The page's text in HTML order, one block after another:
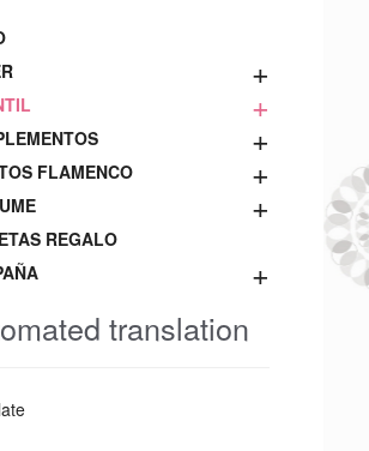
+
+
+
+
FLAMENCO
+
REGALO
+
translation